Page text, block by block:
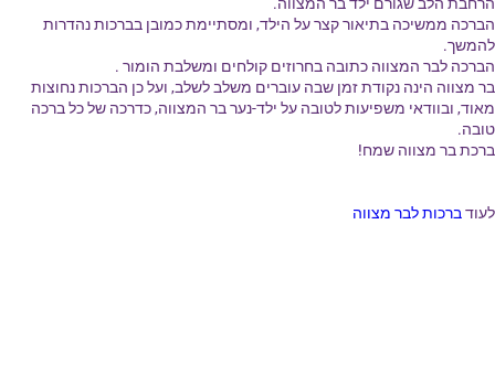
הברכה ממשיכה בתיאור קצר על הילד, ומסתיימת כמובן בברכות נהדרות
להמשך.
הברכה לבר המצווה כתובה בחרוזים קולחים ומשלבת הומור .
בר מצווה הינה נקודת זמן שבה עוברים משלב לשלב, ועל כן הברכות נחוצות
מאוד, ובוודאי משפיעות לטובה על ילד-נער בר המצווה, כדרכה של כל ברכה
טובה.
ברכת בר מצווה שמח!
לעודברכות לבר מצווה